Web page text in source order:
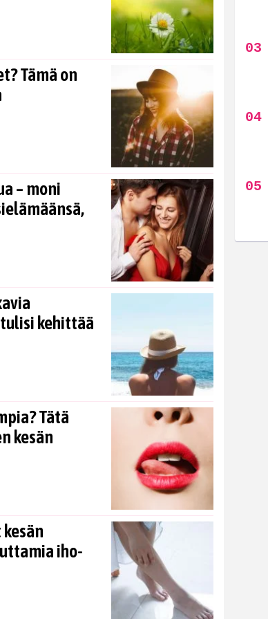
Tämä on
– moni
tulisi kehittää
Tätä
kesän
iho-